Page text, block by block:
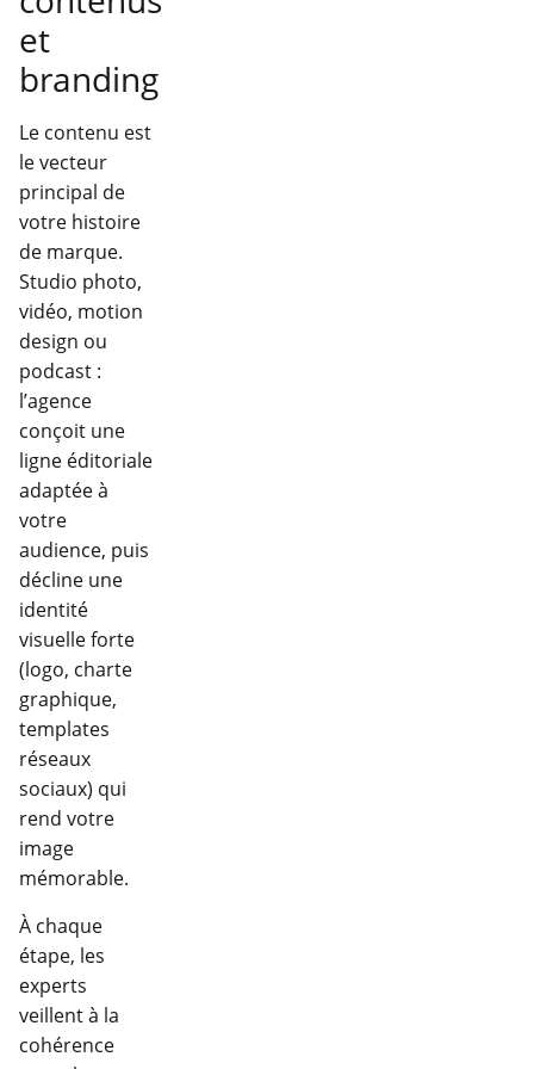
et
branding
Le contenu est
le vecteur
principal de
votre histoire
de marque.
Studio photo,
vidéo, motion
design ou
podcast :
l’agence
conçoit une
ligne éditoriale
adaptée à
votre
audience, puis
décline une
identité
visuelle forte
(logo, charte
graphique,
templates
réseaux
sociaux) qui
rend votre
image
mémorable.
À chaque
étape, les
experts
veillent à la
cohérence